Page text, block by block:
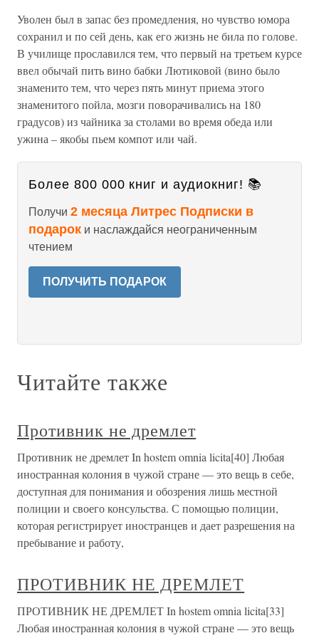
Уволен был в запас без промедления, но чувство юмора
сохранил и по сей день, как его жизнь не била по голове.
В училище прославился тем, что первый на третьем курсе
ввел обычай пить вино бабки Лютиковой (вино было
знаменито тем, что через пять минут приема этого
знаменитого пойла, мозги поворачивались на 180
градусов) из чайника за столами во время обеда или
ужина – якобы пьем компот или чай.
Более 800 000 книг и аудиокниг! 📚
Получи 2 месяца Литрес Подписки в
подарок и наслаждайся неограниченным
чтением
ПОЛУЧИТЬ ПОДАРОК
Читайте также
Противник не дремлет
Противник не дремлет In hostem omnia licita[40] Любая
иностранная колония в чужой стране — это вещь в себе,
доступная для понимания и обозрения лишь местной
полиции и своего консульства. С помощью полиции,
которая регистрирует иностранцев и дает разрешения на
пребывание и работу,
ПРОТИВНИК НЕ ДРЕМЛЕТ
ПРОТИВНИК НЕ ДРЕМЛЕТ In hostem omnia licita[33]
Любая иностранная колония в чужой стране — это вещь